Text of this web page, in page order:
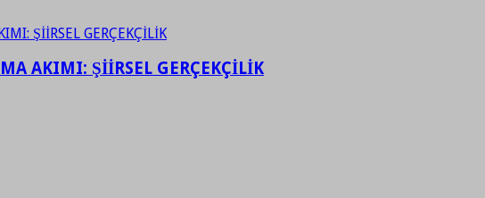
AKIMI: ŞİİRSEL GERÇEKÇİLİK